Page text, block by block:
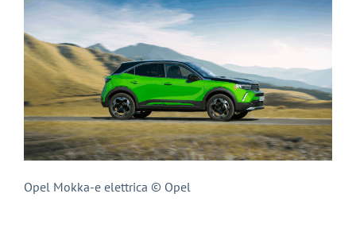
Opel Mokka-e elettrica © Opel